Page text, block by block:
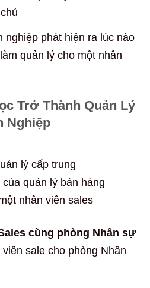
nghiệp phát hiện ra lúc nào
quản lý cho một nhân
Trở Thành Quản Lý
Nghiệp
lý cấp trung
quản lý bán hàng
nhân viên sales
cùng phòng Nhân sự
sale cho phòng Nhân